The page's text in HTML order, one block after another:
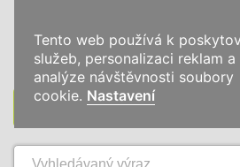
KATEGORIE
Tento web používá k
služeb, personalizaci reklam a
analýze návštěvnosti soubory
cookie. Nastavení